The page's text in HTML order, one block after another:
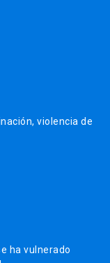
violencia de
ha vulnerado